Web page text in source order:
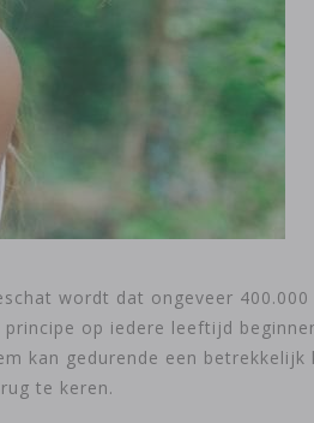
wordt dat ongeveer 400.000
op iedere leeftijd
kan gedurende een
te keren.